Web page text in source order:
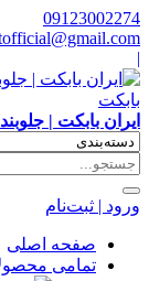
09123002274
|
ایران بابکت |
ورود | ثبت‌نام
صفحه اصلی
تمامی